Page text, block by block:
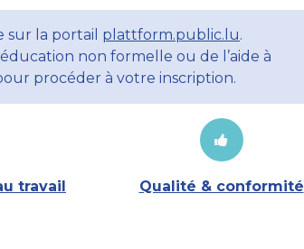
sur la portail plattform.public.lu.
non formelle ou de l’aide à
procéder à votre inscription.
travail Qualité & conformité